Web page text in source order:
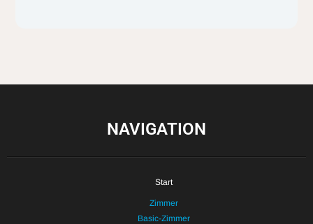
NAVIGATION
Start
Zimmer
Basic-Zimmer